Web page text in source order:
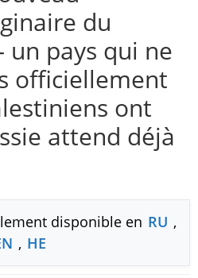
du
un pays qui ne
officiellement
ont
attend déjà
disponible en RU ,
, HE